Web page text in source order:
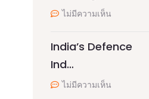
ไม่มีความเห็น
India’s Defence
Ind…
ไม่มีความเห็น